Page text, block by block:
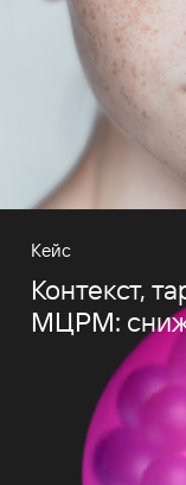
Кейс
Контекст,
МЦРМ: